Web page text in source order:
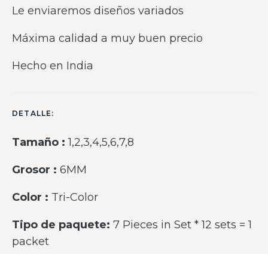
Le enviaremos diseños variados
Máxima calidad a muy buen precio
Hecho en India
DETALLE:
Tamaño : 1,2,3,4,5,6,7,8
Grosor : 6MM
Color : Tri-Color
Tipo de paquete: 7 Pieces in Set * 12 sets = 1
packet